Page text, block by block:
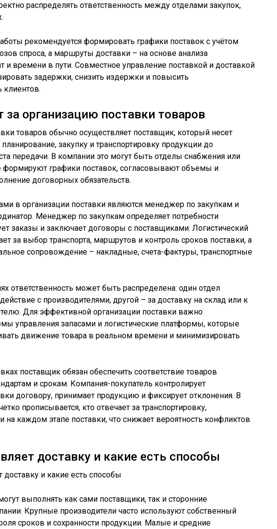
распределять ответственность между отделами закупок,
рекомендуется формировать графики поставок с учётом
спроса, а маршруты доставки – на основе анализа
и времени в пути. Совместное управление поставкой и доставкой
задержки, снизить издержки и повысить
клиентов.
за организацию поставки товаров
товаров обычно осуществляет поставщик, который несет
планирование, закупку и транспортировку продукции до
передачи. В компании это могут быть отделы снабжения или
формируют графики поставок, согласовывают объемы и
договорных обязательств.
в организации поставки являются менеджер по закупкам и
Менеджер по закупкам определяет потребности
заказы и заключает договоры с поставщиками. Логистический
за выбор транспорта, маршрутов и контроль сроков поставки, а
сопровождение – накладные, счета-фактуры, транспортные
ответственность может быть распределена: один отдел
с производителями, другой – за доставку на склад или к
Для эффективной организации поставки важно
управления запасами и логистические платформы, которые
движение товара в реальном времени и минимизировать
поставщик обязан обеспечить соответствие товаров
и срокам. Компания-покупатель контролирует
договору, принимает продукцию и фиксирует отклонения. В
прописывается, кто отвечает за транспортировку,
на каждом этапе поставки, что снижает вероятность конфликтов
доставку и какие есть способы
выполнять как сами поставщики, так и сторонние
Крупные производители часто используют собственный
сроков и сохранности продукции. Малые и средние